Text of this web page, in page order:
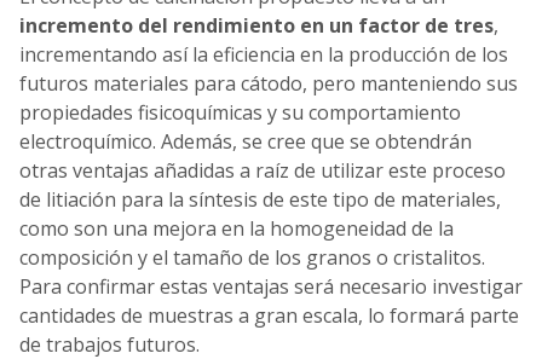
incremento del rendimiento en un factor de tres,
incrementando así la eficiencia en la producción de los
futuros materiales para cátodo, pero manteniendo sus
propiedades fisicoquímicas y su comportamiento
electroquímico. Además, se cree que se obtendrán
otras ventajas añadidas a raíz de utilizar este proceso
de litiación para la síntesis de este tipo de materiales,
como son una mejora en la homogeneidad de la
composición y el tamaño de los granos o cristalitos.
Para confirmar estas ventajas será necesario investigar
cantidades de muestras a gran escala, lo formará parte
de trabajos futuros.